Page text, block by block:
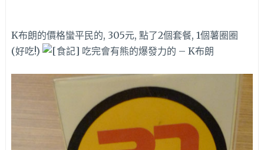
K布朗的價格蠻平民的, 305元, 點了2個套餐, 1個薯圈圈
(好吃!)